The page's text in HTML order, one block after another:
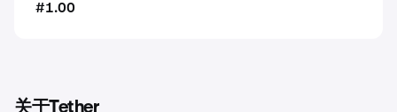
#1.00
关于Tether